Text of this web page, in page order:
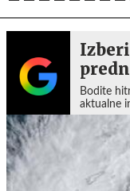
Bodite
aktualne